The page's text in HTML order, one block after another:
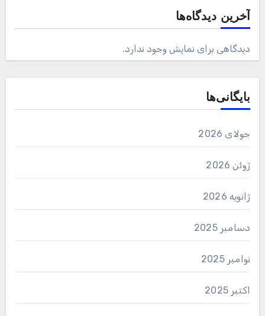
آخرین دیدگاه‌ها
دیدگاهی برای نمایش وجود ندارد.
بایگانی‌ها
جولای 2026
ژوئن 2026
ژانویه 2026
دسامبر 2025
نوامبر 2025
اکتبر 2025